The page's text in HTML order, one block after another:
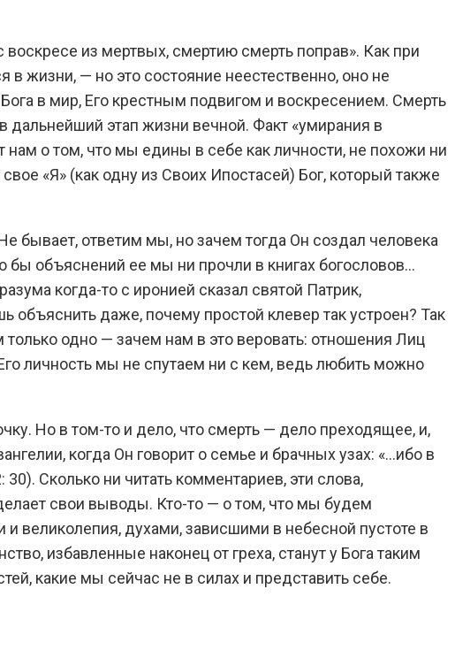
воскресе из мертвых, смертию смерть поправ». Как при
в жизни, — но это состояние неестественно, оно не
в мир, Его крестным подвигом и воскресением. Смерть
этап жизни вечной. Факт «умирания в
о том, что мы едины в себе как личности, не похожи ни
«Я» (как одну из Своих Ипостасей) Бог, который также
бывает, ответим мы, но зачем тогда Он создал человека
бы объяснений ее мы ни прочли в книгах богословов…
когда-то с иронией сказал святой Патрик,
даже, почему простой клевер так устроен? Так
одно — зачем нам в это веровать: отношения Лиц
личность мы не спутаем ни с кем, ведь любить можно
Но в том-то и дело, что смерть — дело преходящее, и,
когда Он говорит о семье и брачных узах: «…ибо в
Сколько ни читать комментариев, эти слова,
свои выводы. Кто-то — о том, что мы будем
великолепия, духами, зависшими в небесной пустоте в
избавленные наконец от греха, станут у Бога таким
какие мы сейчас не в силах и представить себе.